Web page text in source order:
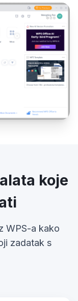
koje
WPS-a kako
zadatak s